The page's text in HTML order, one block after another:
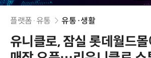
플랫폼·유통 유통·생활
유니클로, 잠실 롯데월드